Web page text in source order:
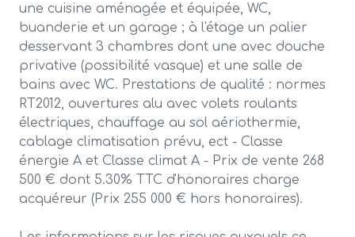
une cuisine aménagée et équipée, WC,
buanderie et un garage ; à l'étage un palier
desservant 3 chambres dont une avec douche
privative (possibilité vasque) et une salle de
bains avec WC. Prestations de qualité : normes
RT2012, ouvertures alu avec volets roulants
électriques, chauffage au sol aériothermie,
cablage climatisation prévu, ect - Classe
énergie A et Classe climat A - Prix de vente 268
500 € dont 5.30% TTC d'honoraires charge
acquéreur (Prix 255 000 € hors honoraires).